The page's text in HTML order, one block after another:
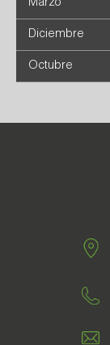
Marzo
Diciembre
Octubre